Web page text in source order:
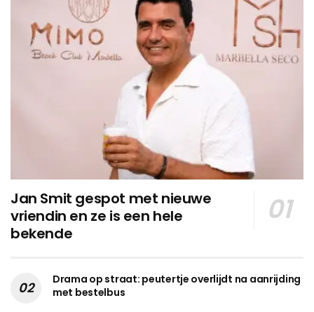
Jan Smit gespot met nieuwe
vriendin en ze is een hele
bekende
Drama op straat: peutertje overlijdt na aanrijding
met bestelbus